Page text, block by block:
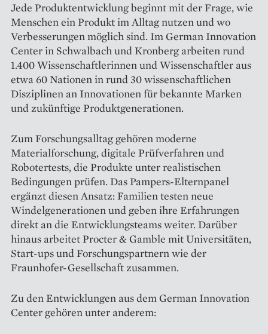
Jede Produktentwicklung beginnt mit der Frage, wie
Menschen ein Produkt im Alltag nutzen und wo
Verbesserungen möglich sind. Im German Innovation
Center in Schwalbach und Kronberg arbeiten rund
1.400 Wissenschaftlerinnen und Wissenschaftler aus
etwa 60 Nationen in rund 30 wissenschaftlichen
Disziplinen an Innovationen für bekannte Marken
und zukünftige Produktgenerationen.
Zum Forschungsalltag gehören moderne
Materialforschung, digitale Prüfverfahren und
Robotertests, die Produkte unter realistischen
Bedingungen prüfen. Das Pampers-Elternpanel
ergänzt diesen Ansatz: Familien testen neue
Windelgenerationen und geben ihre Erfahrungen
direkt an die Entwicklungsteams weiter. Darüber
hinaus arbeitet Procter & Gamble mit Universitäten,
Start-ups und Forschungspartnern wie der
Fraunhofer-Gesellschaft zusammen.
Zu den Entwicklungen aus dem German Innovation
Center gehören unter anderem: